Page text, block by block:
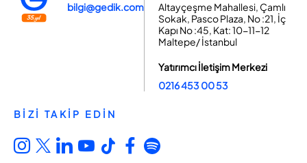
bilgi@gedik.com
Altayçeşme Mahallesi, Çamlı
Sokak, Pasco Plaza, No :21, İç
Kapı No :45, Kat: 10-11-12
Maltepe/ İstanbul
Yatırımcı İletişim Merkezi
0216 453 00 53
BİZİ TAKİP EDİN